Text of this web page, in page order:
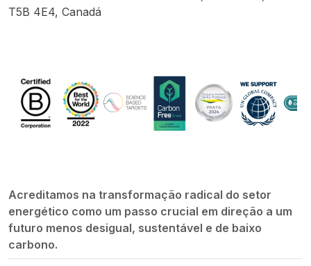
T5B 4E4, Canadá
Acreditamos na transformação radical do setor
energético como um passo crucial em direção a um
futuro menos desigual, sustentável e de baixo
carbono.